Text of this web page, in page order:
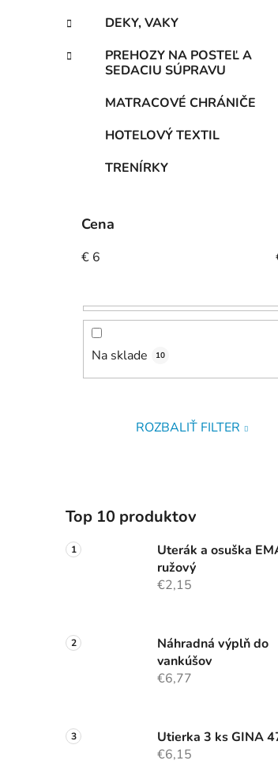
DEKY, VAKY
PREHOZY NA POSTEĽ A
SEDACIU SÚPRAVU
MATRACOVÉ CHRÁNIČE
HOTELOVÝ TEXTIL
TRENÍRKY
Cena
€ 6
Na sklade 10
ROZBALIŤ FILTER
Top 10 produktov
Uterák a osuška
ružový
€2,15
Náhradná výplň do
vankúšov
€6,77
Utierka 3 ks GINA
€6,15